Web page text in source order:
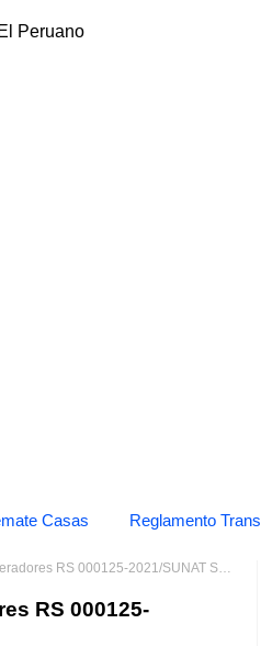
Peruano
Casas Reglamento
2021/SUNAT Superintendencia Nacional de
RS 000125-